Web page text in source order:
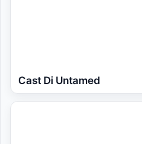
Cast Di Untamed